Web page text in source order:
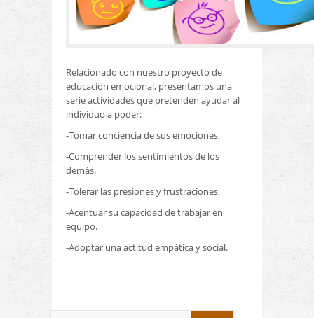
Relacionado con nuestro proyecto de
educación emocional, presentamos una
serie actividades que pretenden ayudar al
individuo a poder:
-Tomar conciencia de sus emociones.
-Comprender los sentimientos de los
demás.
-Tolerar las presiones y frustraciones.
-Acentuar su capacidad de trabajar en
equipo.
-Adoptar una actitud empática y social.